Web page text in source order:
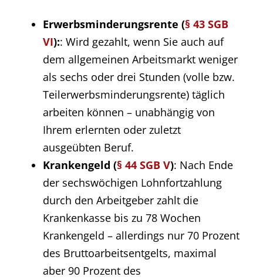
Erwerbsminderungsrente (§ 43 SGB
VI):: Wird gezahlt, wenn Sie auch auf
dem allgemeinen Arbeitsmarkt weniger
als sechs oder drei Stunden (volle bzw.
Teilerwerbsminderungsrente) täglich
arbeiten können – unabhängig von
Ihrem erlernten oder zuletzt
ausgeübten Beruf.
Krankengeld (§ 44 SGB V): Nach Ende
der sechswöchigen Lohnfortzahlung
durch den Arbeitgeber zahlt die
Krankenkasse bis zu 78 Wochen
Krankengeld – allerdings nur 70 Prozent
des Bruttoarbeitsentgelts, maximal
aber 90 Prozent des